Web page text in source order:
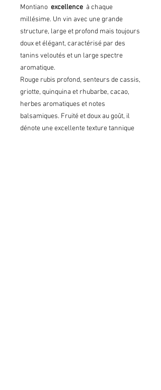
Montiano excellence à chaque
millésime. Un vin avec une grande
structure, large et profond mais toujours
doux et élégant, caractérisé par des
tanins veloutés et un large spectre
aromatique.
Rouge rubis profond, senteurs de cassis,
griotte, quinquina et rhubarbe, cacao,
herbes aromatiques et notes
balsamiques. Fruité et doux au goût, il
dénote une excellente texture tannique